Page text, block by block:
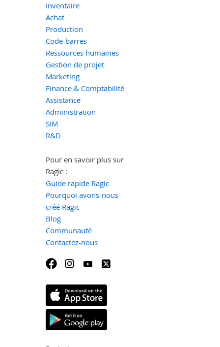
Inventaire
Achat
Production
Code-barres
Ressources humaines
Gestion de projet
Marketing
Finance & Comptabilité
Assistance
Administration
SIM
R&D
Pour en savoir plus sur
Ragic :
Guide rapide Ragic
Pourquoi avons-nous
créé Ragic
Blog
Communauté
Contactez-nous